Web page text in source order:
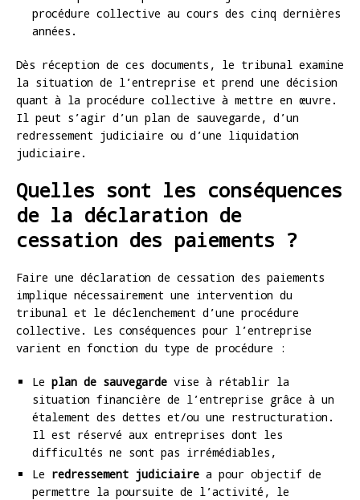
procédure collective au cours des cinq dernières
années.
Dès réception de ces documents, le tribunal examine
la situation de l’entreprise et prend une décision
quant à la procédure collective à mettre en œuvre.
Il peut s’agir d’un plan de sauvegarde, d’un
redressement judiciaire ou d’une liquidation
judiciaire.
Quelles sont les conséquences
de la déclaration de
cessation des paiements ?
Faire une déclaration de cessation des paiements
implique nécessairement une intervention du
tribunal et le déclenchement d’une procédure
collective. Les conséquences pour l’entreprise
varient en fonction du type de procédure :
Le plan de sauvegarde vise à rétablir la
situation financière de l’entreprise grâce à un
étalement des dettes et/ou une restructuration.
Il est réservé aux entreprises dont les
difficultés ne sont pas irrémédiables,
Le redressement judiciaire a pour objectif de
permettre la poursuite de l’activité, le